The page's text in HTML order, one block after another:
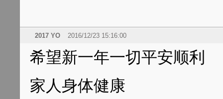
2017 YO 2016/12/23 15:16:00
希望新一年一切平安顺利
家人身体健康